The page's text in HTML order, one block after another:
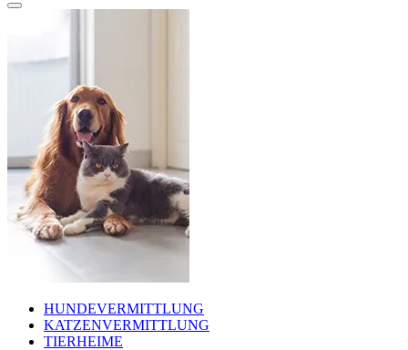
HUNDEVERMITTLUNG
KATZENVERMITTLUNG
TIERHEIME